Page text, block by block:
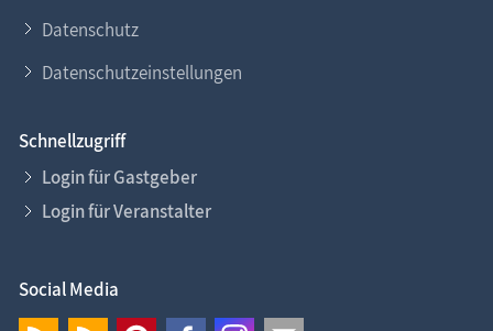
Datenschutz
Datenschutzeinstellungen
Schnellzugriff
Login für Gastgeber
Login für Veranstalter
Social Media